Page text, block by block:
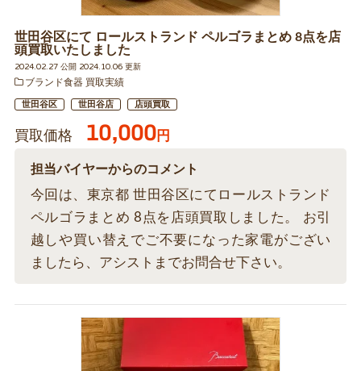
世田谷区にて ロールストランド ペルゴラまとめ 8点を店
頭買取いたしました
2024.02.27 公開 2024.10.06 更新
ブランド食器 買取実績
世田谷区 世田谷店 店頭買取
買取価格 10,000円
担当バイヤーからのコメント
今回は、東京都 世田谷区にてロールストランド
ペルゴラまとめ 8点を店頭買取しました。 お引
越しや買い替えでご不要になった家電がござい
ましたら、アシストまでお問合せ下さい。